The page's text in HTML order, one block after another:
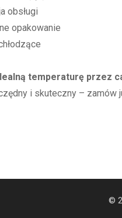
obsługi
opakowanie
temperaturę przez
i skuteczny – zamów
©